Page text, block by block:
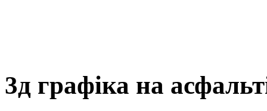
3д графіка на